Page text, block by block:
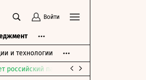
Войти
и технологии
российский парламент